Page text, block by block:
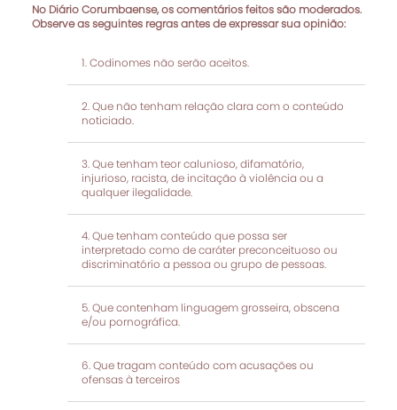
No Diário Corumbaense, os comentários feitos são moderados.
Observe as seguintes regras antes de expressar sua opinião:
Codinomes não serão aceitos.
Que não tenham relação clara com o conteúdo
noticiado.
Que tenham teor calunioso, difamatório,
injurioso, racista, de incitação à violência ou a
qualquer ilegalidade.
Que tenham conteúdo que possa ser
interpretado como de caráter preconceituoso ou
discriminatório a pessoa ou grupo de pessoas.
Que contenham linguagem grosseira, obscena
e/ou pornográfica.
Que tragam conteúdo com acusações ou
ofensas à terceiros